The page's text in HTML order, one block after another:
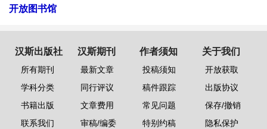
开放图书馆
汉斯出版社
所有期刊
学科分类
书籍出版
联系我们
汉斯期刊
最新文章
同行评议
文章费用
审稿/编委
作者须知
投稿须知
稿件跟踪
常见问题
特别约稿
关于我们
开放获取
出版协议
保存/撤销
隐私保护